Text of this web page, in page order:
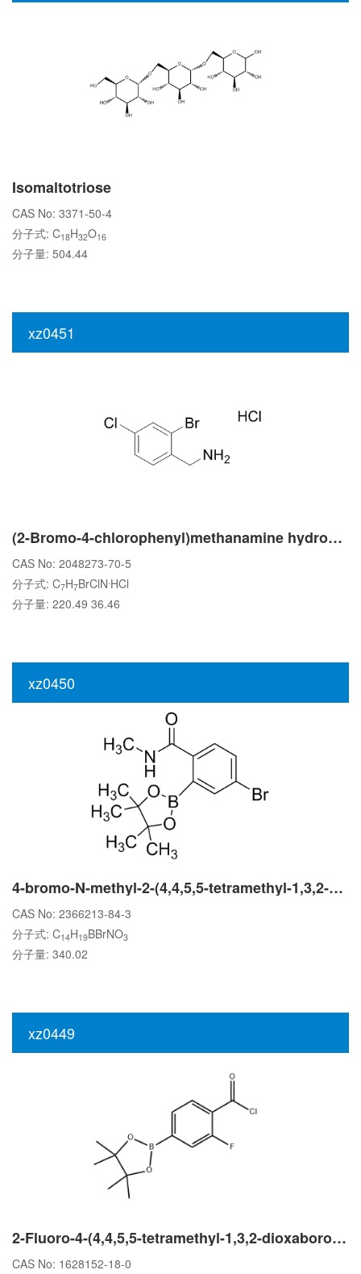
Isomaltotriose
CAS No: 3371-50-4
分子式: C18H32O16
分子量: 504.44
xz0451
(2-Bromo-4-chlorophenyl)methanamine hydrochloride
CAS No: 2048273-70-5
分子式: C7H7BrClN HCl
分子量: 220.49 36.46
xz0450
4-bromo-N-methyl-2-(4,4,5,5-tetramethyl-1,3,2-dioxaborolan-2-yl)benzamide
CAS No: 2366213-84-3
分子式: C14H19BBrNO3
分子量: 340.02
xz0449
2-Fluoro-4-(4,4,5,5-tetramethyl-1,3,2-dioxaborolan-2-yl)benzoyl chloride
CAS No: 1628152-18-0